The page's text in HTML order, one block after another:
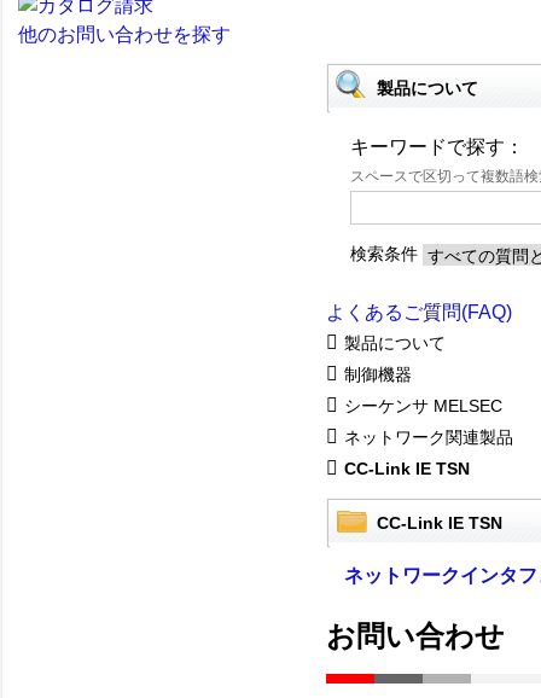
他のお問い合わせを探す
製品について
キーワードで探す：
スペースで区切って複数語
検索条件
よくあるご質問(FAQ)
製品について
制御機器
シーケンサ MELSEC
ネットワーク関連製品
CC-Link IE TSN
CC-Link IE TSN
ネットワークインタ
お問い合わせ